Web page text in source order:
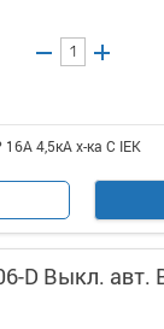
4,5кА х-ка С IEK
D Выкл. авт.